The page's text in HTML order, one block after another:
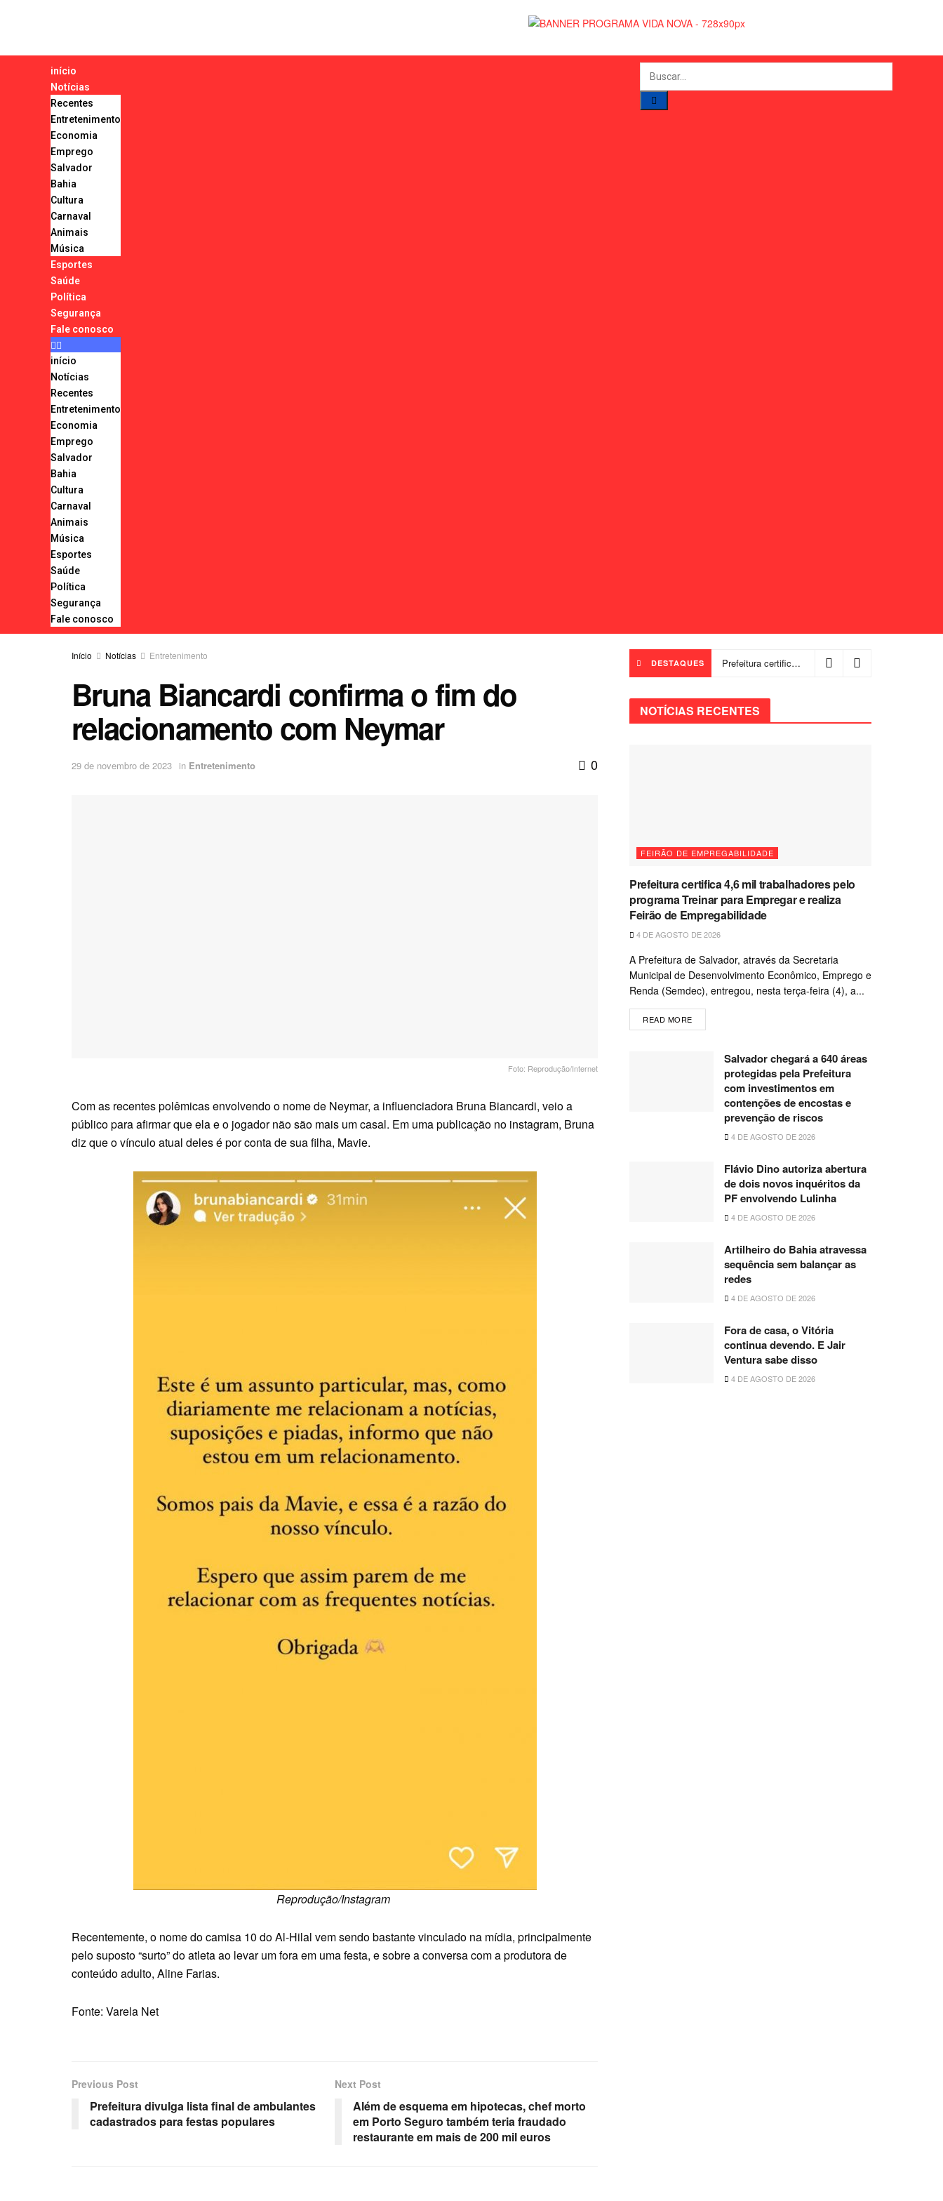
início
Notícias
Recentes
Entretenimento
Economia
Emprego
Salvador
Bahia
Cultura
Carnaval
Animais
Música
Esportes
Saúde
Política
Segurança
Fale conosco
início
Notícias
Recentes
Entretenimento
Economia
Emprego
Salvador
Bahia
Cultura
Carnaval
Animais
Música
Esportes
Saúde
Política
Segurança
Fale conosco
Início Notícias Entretenimento
Bruna Biancardi confirma o fim do
relacionamento com Neymar
29 de novembro de 2023 in Entretenimento 0
Foto: Reprodução/Internet
Com as recentes polêmicas envolvendo o nome de Neymar, a influenciadora Bruna Biancardi, veio a
público para afirmar que ela e o jogador não são mais um casal. Em uma publicação no instagram, Bruna
diz que o vínculo atual deles é por conta de sua filha, Mavie.
Reprodução/Instagram
Recentemente, o nome do camisa 10 do Al-Hilal vem sendo bastante vinculado na mídia, principalmente
pelo suposto “surto” do atleta ao levar um fora em uma festa, e sobre a conversa com a produtora de
conteúdo adulto, Aline Farias.
Fonte: Varela Net
Previous Post
Prefeitura divulga lista final de ambulantes
cadastrados para festas populares
Next Post
Além de esquema em hipotecas, chef morto
em Porto Seguro também teria fraudado
restaurante em mais de 200 mil euros
DESTAQUES Prefeitura certifica 4,6 mil trabalhadores pelo programa Treinar para Empregar e realiza Feirão de Empregabilidade
NOTÍCIAS RECENTES
FEIRÃO DE EMPREGABILIDADE
Prefeitura certifica 4,6 mil trabalhadores pelo
programa Treinar para Empregar e realiza
Feirão de Empregabilidade
4 DE AGOSTO DE 2026
A Prefeitura de Salvador, através da Secretaria
Municipal de Desenvolvimento Econômico, Emprego e
Renda (Semdec), entregou, nesta terça-feira (4), a...
READ MORE
Salvador chegará a 640 áreas
protegidas pela Prefeitura
com investimentos em
contenções de encostas e
prevenção de riscos
4 DE AGOSTO DE 2026
Flávio Dino autoriza abertura
de dois novos inquéritos da
PF envolvendo Lulinha
4 DE AGOSTO DE 2026
Artilheiro do Bahia atravessa
sequência sem balançar as
redes
4 DE AGOSTO DE 2026
Fora de casa, o Vitória
continua devendo. E Jair
Ventura sabe disso
4 DE AGOSTO DE 2026